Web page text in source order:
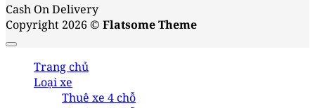
Cash On Delivery
Copyright 2026 © Flatsome Theme
Trang chủ
Loại xe
Thuê xe 4 chỗ